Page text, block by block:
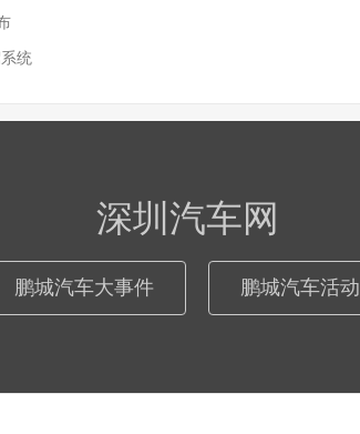
统
深圳汽车网
鹏城汽车大事件 鹏城汽车活动